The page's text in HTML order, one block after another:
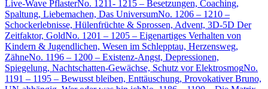
Live-Wave PflasterNo. 1211- 1215 – Besetzungen, Coaching,
Spaltung, Liebemachen, Das UniversumNo. 1206 – 1210 –
Schockerlebnisse, Hülenfrüchte & Sprossen, Advent, 3D-5D Der
Zeitfaktor, GoldNo. 1201 – 1205 – Eigenartiges Verhalten von
Kindern & Jugendlichen, Wesen im Schlepptau, Herzensweg,
ZähneNo. 1196 – 1200 – Existenz-Angst, Depressionen,
Spiegelung, Nachtschatten-Gewächse, Schutz vor ElektrosmogNo.
1191 – 1195 – Bewusst bleiben, Enttäuschung, Provokativer Bruno,